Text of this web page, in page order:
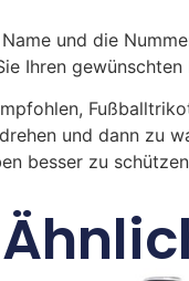
und die
Ihren
und dann zu
besser zu